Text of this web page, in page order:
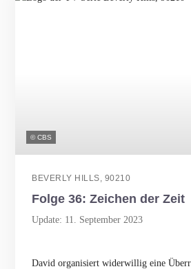
© CBS
BEVERLY HILLS, 90210
Folge 36: Zeichen der Zeit
Update: 11. September 2023
David organisiert widerwillig eine